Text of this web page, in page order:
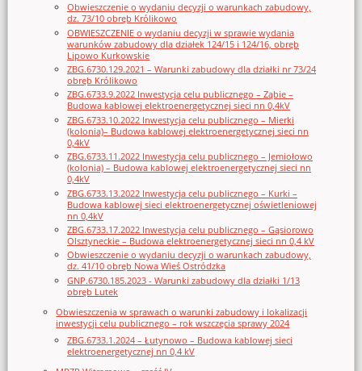
Obwieszczenie o wydaniu decyzji o warunkach zabudowy,
dz. 73/10 obręb Królikowo
OBWIESZCZENIE o wydaniu decyzji w sprawie wydania
warunków zabudowy dla działek 124/15 i 124/16, obręb
Lipowo Kurkowskie
ZBG.6730.129.2021 – Warunki zabudowy dla działki nr 73/24
obręb Królikowo
ZBG.6733.9.2022 Inwestycja celu publicznego – Ząbie –
Budowa kablowej elektroenergetycznej sieci nn 0,4kV
ZBG.6733.10.2022 Inwestycja celu publicznego – Mierki
(kolonia)– Budowa kablowej elektroenergetycznej sieci nn
0,4kV
ZBG.6733.11.2022 Inwestycja celu publicznego – Jemiołowo
(kolonia) – Budowa kablowej elektroenergetycznej sieci nn
0,4kV
ZBG.6733.13.2022 Inwestycja celu publicznego – Kurki –
Budowa kablowej sieci elektroenergetycznej oświetleniowej
nn 0,4kV
ZBG.6733.17.2022 Inwestycja celu publicznego – Gąsiorowo
Olsztyneckie – Budowa elektroenergetycznej sieci nn 0,4 kV
Obwieszczenie o wydaniu decyzji o warunkach zabudowy,
dz. 41/10 obręb Nowa Wieś Ostródzka
GNP.6730.185.2023 - Warunki zabudowy dla działki 1/13
obręb Lutek
Obwieszczenia w sprawach o warunki zabudowy i lokalizacji
inwestycji celu publicznego – rok wszczęcia sprawy 2024
ZBG.6733.1.2024 – Łutynowo – Budowa kablowej sieci
elektroenergetycznej nn 0,4 kV